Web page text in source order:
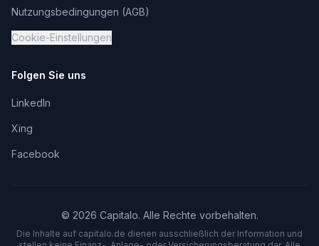
Nutzungsbedingungen (AGB)
Cookie-Einstellungen
Folgen Sie uns
LinkedIn
Xing
Facebook
© 2026 Capitalo. Alle Rechte vorbehalten.
Die Inhalte auf capitalo.de dienen ausschließlich der Information und